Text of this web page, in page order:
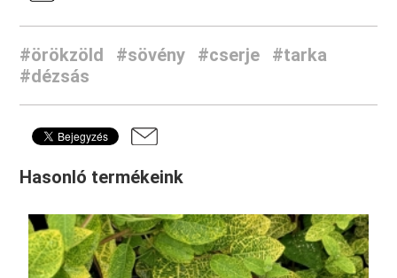
#örökzöld #sövény #cserje
#tarka
#dézsás
Hasonló termékeink